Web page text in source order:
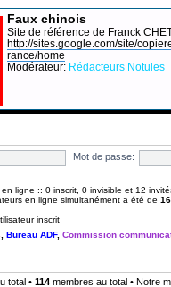
Faux chinois
Site de référence de Franck
http://sites.google.com/site/
rance/home
Modérateur: Rédacteurs Notules
Mot de passe:
ligne :: 0 inscrit, 0 invisible et 12
en ligne simultanément a été de
inscrit
Bureau ADF, Commission
total • 114 membres au total • Notre